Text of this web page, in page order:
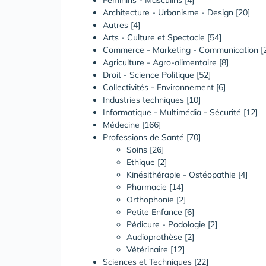
Architecture - Urbanisme - Design [20]
Autres [4]
Arts - Culture et Spectacle [54]
Commerce - Marketing - Communication
Agriculture - Agro-alimentaire [8]
Droit - Science Politique [52]
Collectivités - Environnement [6]
Industries techniques [10]
Informatique - Multimédia - Sécurité [12]
Médecine [166]
Professions de Santé [70]
Soins [26]
Ethique [2]
Kinésithérapie - Ostéopathie [4]
Pharmacie [14]
Orthophonie [2]
Petite Enfance [6]
Pédicure - Podologie [2]
Audioprothèse [2]
Vétérinaire [12]
Sciences et Techniques [22]